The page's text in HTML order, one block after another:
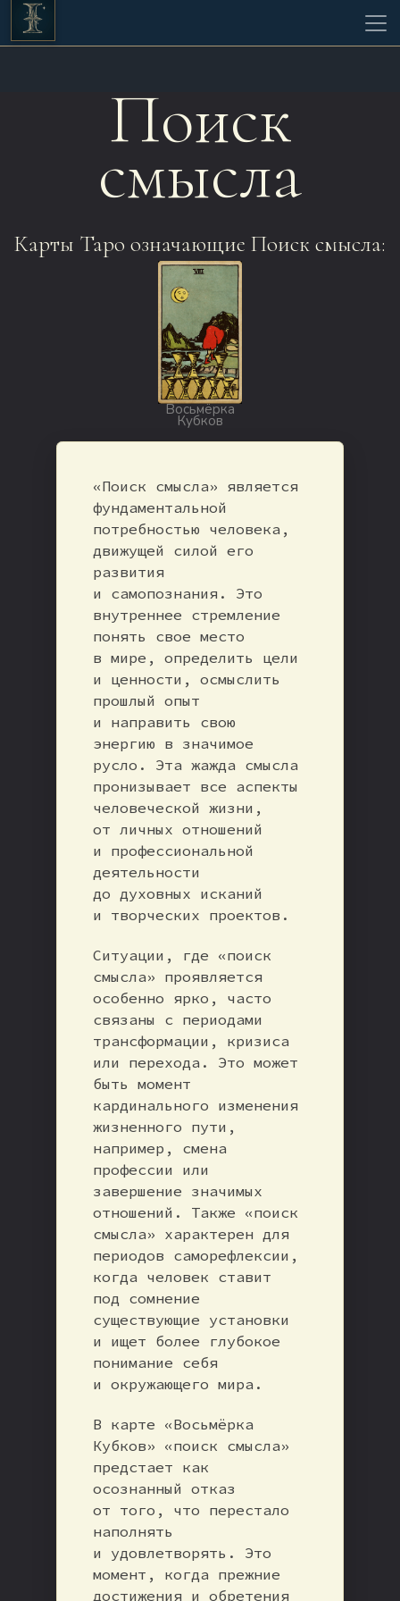
Поиск
смысла
Карты Таро означающие Поиск смысла:
Восьмёрка
Кубков
«Поиск смысла» является
фундаментальной
потребностью человека,
движущей силой его
развития
и самопознания. Это
внутреннее стремление
понять свое место
в мире, определить цели
и ценности, осмыслить
прошлый опыт
и направить свою
энергию в значимое
русло. Эта жажда смысла
пронизывает все аспекты
человеческой жизни,
от личных отношений
и профессиональной
деятельности
до духовных исканий
и творческих проектов.
Ситуации, где «поиск
смысла» проявляется
особенно ярко, часто
связаны с периодами
трансформации, кризиса
или перехода. Это может
быть момент
кардинального изменения
жизненного пути,
например, смена
профессии или
завершение значимых
отношений. Также «поиск
смысла» характерен для
периодов саморефлексии,
когда человек ставит
под сомнение
существующие установки
и ищет более глубокое
понимание себя
и окружающего мира.
В карте «Восьмёрка
Кубков» «поиск смысла»
предстает как
осознанный отказ
от того, что перестало
наполнять
и удовлетворять. Это
момент, когда прежние
достижения и обретения